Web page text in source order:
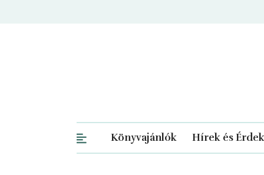
Könyvajánlók Hírek és